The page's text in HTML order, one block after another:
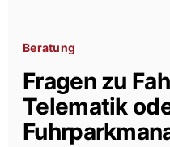
Beratung
Fragen zu
Telematik